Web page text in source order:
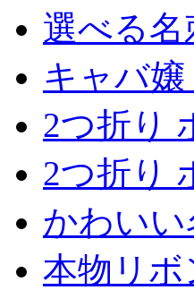
選べる
キャバ嬢
2つ折り
2つ折り
かわいい
本物リ